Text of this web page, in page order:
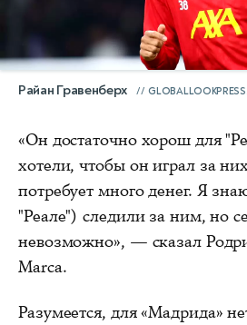
Райан Гравенберх
«Он достаточно хорош для
хотели, чтобы он играл за
потребует много денег. Я
"Реале") следили за ним, но
невозможно», — сказал
Marca.
Разумеется, для «Мадрида»